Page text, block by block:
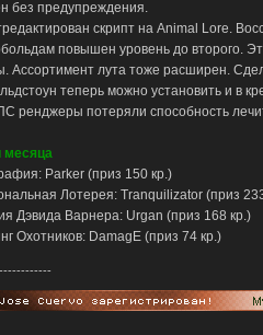
без предупреждения.
скрипт на Animal Lore.
повышен уровень до второго.
Ассортимент лута тоже расширен.
теперь можно установить и в
ренджеры потеряли способность
месяца
Parker (приз 150 кр.)
Лотерея: Tranquilizator (приз
Дэвида Варнера: Urgan (приз 168 кр.)
Охотников: DamagE (приз 74 кр.)